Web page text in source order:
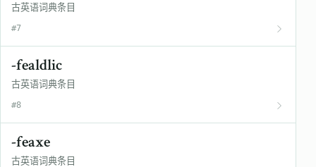
古英语词典条目
#7
-fealdlic
古英语词典条目
#8
-feaxe
古英语词典条目